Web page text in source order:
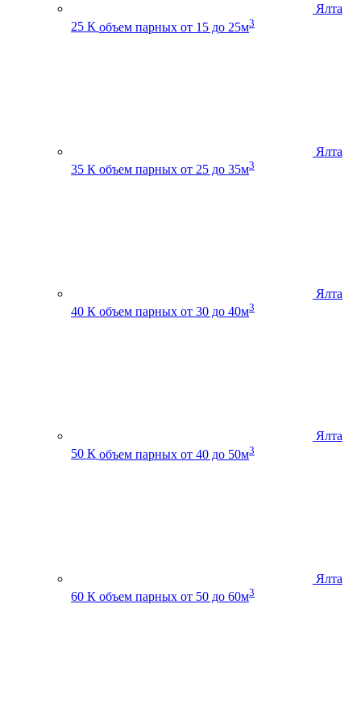
Ялта
25 К объем парных от 15 до 25м3
Ялта
35 К объем парных от 25 до 35м3
Ялта
40 К объем парных от 30 до 40м3
Ялта
50 К объем парных от 40 до 50м3
Ялта
60 К объем парных от 50 до 60м3